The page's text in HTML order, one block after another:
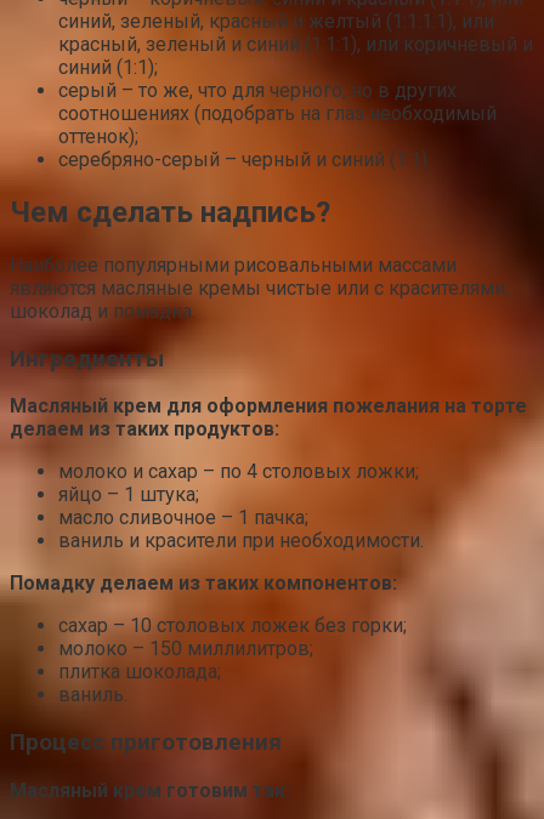
синий, зеленый, красный и желтый (1:1:1:1), или
красный, зеленый и синий (1:1:1), или коричневый и
синий (1:1);
серый – то же, что для черного, но в других
соотношениях (подобрать на глаз необходимый
оттенок);
серебряно-серый – черный и синий (1:1).
Чем сделать надпись?
Наиболее популярными рисовальными массами
являются масляные кремы чистые или с красителями,
шоколад и помадка.
Ингредиенты
Масляный крем для оформления пожелания на торте
делаем из таких продуктов:
молоко и сахар – по 4 столовых ложки;
яйцо – 1 штука;
масло сливочное – 1 пачка;
ваниль и красители при необходимости.
Помадку делаем из таких компонентов:
сахар – 10 столовых ложек без горки;
молоко – 150 миллилитров;
плитка шоколада;
ваниль.
Процесс приготовления
Масляный крем готовим так: